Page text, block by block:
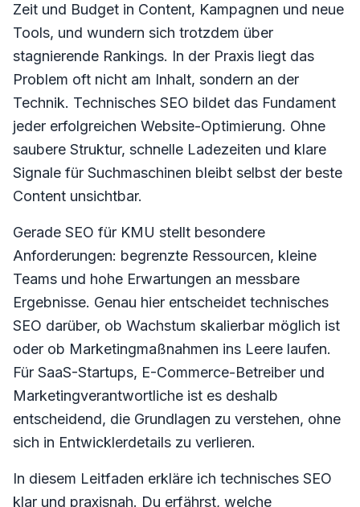
Zeit und Budget in Content, Kampagnen und neue
Tools, und wundern sich trotzdem über
stagnierende Rankings. In der Praxis liegt das
Problem oft nicht am Inhalt, sondern an der
Technik. Technisches SEO bildet das Fundament
jeder erfolgreichen Website-Optimierung. Ohne
saubere Struktur, schnelle Ladezeiten und klare
Signale für Suchmaschinen bleibt selbst der beste
Content unsichtbar.
Gerade SEO für KMU stellt besondere
Anforderungen: begrenzte Ressourcen, kleine
Teams und hohe Erwartungen an messbare
Ergebnisse. Genau hier entscheidet technisches
SEO darüber, ob Wachstum skalierbar möglich ist
oder ob Marketingmaßnahmen ins Leere laufen.
Für SaaS-Startups, E-Commerce-Betreiber und
Marketingverantwortliche ist es deshalb
entscheidend, die Grundlagen zu verstehen, ohne
sich in Entwicklerdetails zu verlieren.
In diesem Leitfaden erkläre ich technisches SEO
klar und praxisnah. Du erfährst, welche